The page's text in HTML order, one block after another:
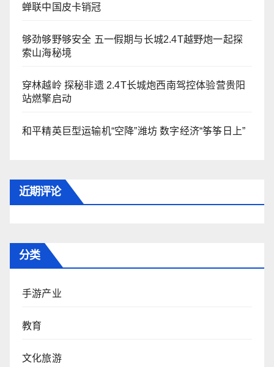
蝉联中国皮卡销冠
够劲够野够安全 五一假期与长城2.4T越野炮一起探
索山海秘境
穿林越岭 探秘非遗 2.4T长城炮西南驾控体验营贵阳
站燃擎启动
和平精英巨型运输机“空降”潍坊 数字经济“筝筝日上”
近期评论
分类
手游产业
教育
文化旅游